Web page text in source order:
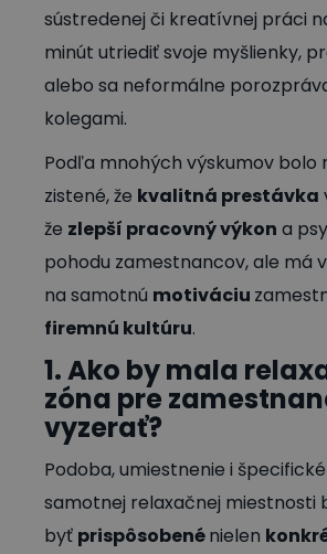
sústredenej či kreatívnej práci
minút utriediť svoje myšlienky,
alebo sa neformálne
kolegami.
Podľa mnohých výskumov bolo
zistené, že kvalitná prestávka
že zlepší pracovný výkon a
pohodu zamestnancov, ale má
na samotnú motiváciu
firemnú kultúru.
1. Ako by mala
zóna pre
vyzerať?
Podoba, umiestnenie i
samotnej relaxačnej miestnosti
byť prispôsobenénielen